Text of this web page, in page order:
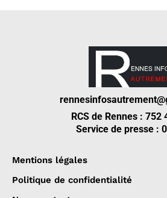
RCS de Rennes : 752
Service de presse :
Mentions légales
Politique de confidentialité